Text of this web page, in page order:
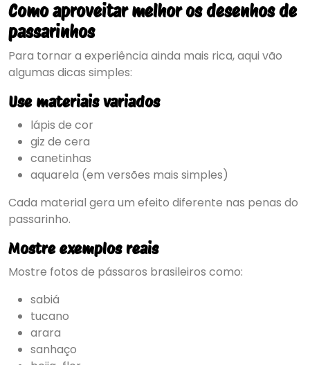
Como aproveitar melhor os desenhos de
passarinhos
Para tornar a experiência ainda mais rica, aqui vão
algumas dicas simples:
Use materiais variados
lápis de cor
giz de cera
canetinhas
aquarela (em versões mais simples)
Cada material gera um efeito diferente nas penas do
passarinho.
Mostre exemplos reais
Mostre fotos de pássaros brasileiros como:
sabiá
tucano
arara
sanhaço